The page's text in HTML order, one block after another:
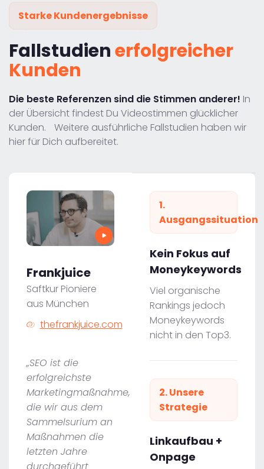
Starke Kundenergebnisse
Fallstudienerfolgreicher
Kunden
Die beste Referenzen sind die Stimmen anderer! In
der Übersicht findest Du Videostimmen glücklicher
Kunden. Weitere ausführliche Fallstudien haben wir
hier für Dich aufbereitet.
Frankjuice
Saftkur Pioniere
aus München
thefrankjuice.com
„SEO ist die
erfolgreichste
Marketingmaßnahme,
die wir aus dem
Sammelsurium an
Maßnahmen die
letzten Jahre
1.
Ausgangssituation
Kein Fokus auf
Moneykeywords
Viel organische
Rankings jedoch
Moneykeywords
nicht in den Top3.
2. Unsere
Strategie
Linkaufbau +
Onpage